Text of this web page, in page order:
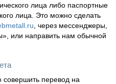
лица либо паспортные
лица. Это можно сделать
, через мессенджеры,
или направить нам обычной
совершить перевод на